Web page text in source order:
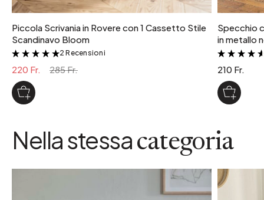
Piccola Scrivania in Rovere con 1 Cassetto Stile
Scandinavo Bloom
&
2 Recensioni
220 Fr. 285 Fr.
Specchio
in metallo
210 Fr.
Nella stessa categoria